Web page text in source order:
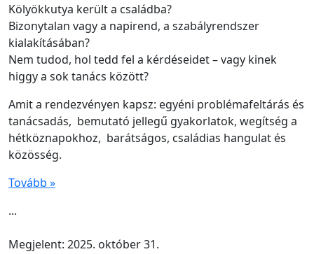
Kölyökkutya került a családba?
Bizonytalan vagy a napirend, a szabályrendszer
kialakításában?
Nem tudod, hol tedd fel a kérdéseidet – vagy kinek
higgy a sok tanács között?
Amit a rendezvényen kapsz: egyéni problémafeltárás és
tanácsadás, bemutató jellegű gyakorlatok, wegítség a
hétköznapokhoz, barátságos, családias hangulat és
közösség.
Tovább »
...
Megjelent: 2025. október 31.